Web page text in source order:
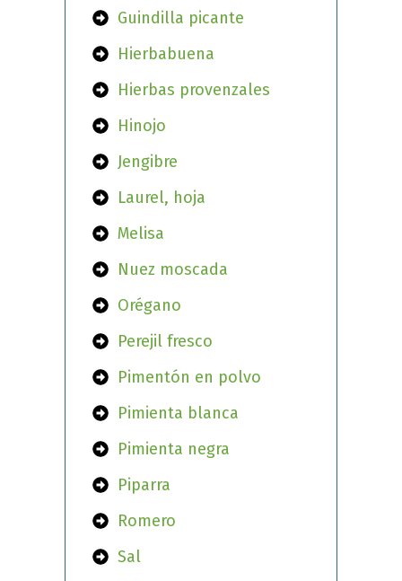
Guindilla picante
Hierbabuena
Hierbas provenzales
Hinojo
Jengibre
Laurel, hoja
Melisa
Nuez moscada
Orégano
Perejil fresco
Pimentón en polvo
Pimienta blanca
Pimienta negra
Piparra
Romero
Sal